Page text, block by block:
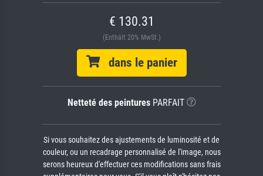
€ 130.31
(Enthält 20% MwSt.)
dans le panier
Netteté des peinturesPARFAIT
Si vous souhaitez des ajustements de luminosité et de
couleur, ou un recadrage personnalisé de l'image, nous
serons heureux d'effectuer ces modifications sans frais